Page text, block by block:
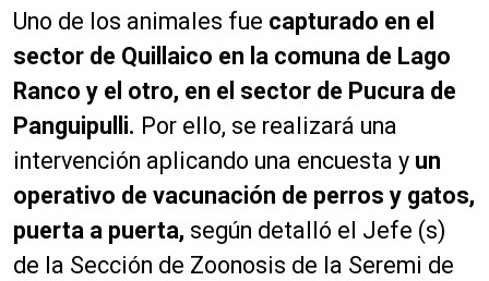
Uno de los animales fue capturado en el
sector de Quillaico en la comuna de Lago
Ranco y el otro, en el sector de Pucura de
Panguipulli. Por ello, se realizará una
intervención aplicando una encuesta y un
operativo de vacunación de perros y gatos,
puerta a puerta, según detalló el Jefe (s)
de la Sección de Zoonosis de la Seremi de